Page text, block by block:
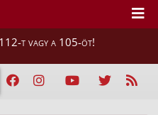
112-t vagy a 105-öt!